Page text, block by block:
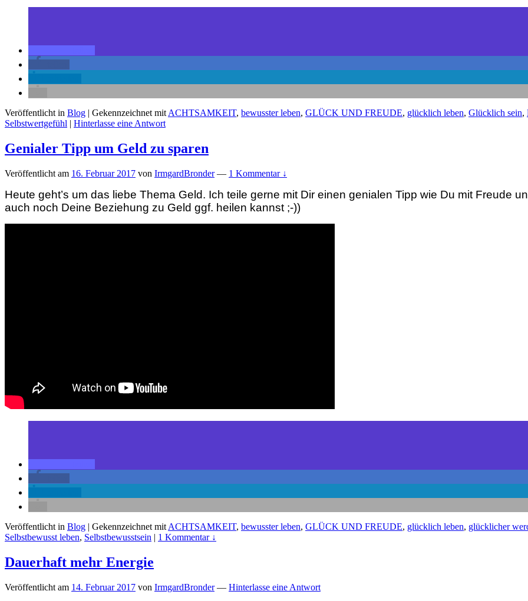
Veröffentlicht in Blog | Gekennzeichnet mit ACHTSAMKEIT, bewusster leben, GLÜCK UND FREUDE, glücklich leben, Glücklich sein,
Selbstwertgefühl | Hinterlasse eine Antwort
Genialer Tipp um Geld zu sparen
Veröffentlicht am 16. Februar 2017 von IrmgardBronder — 1 Kommentar ↓
Heute geht’s um das liebe Thema Geld. Ich teile gerne mit Dir einen genialen Tipp wie Du mit Freude
auch noch Deine Beziehung zu Geld ggf. heilen kannst ;-))
Veröffentlicht in Blog | Gekennzeichnet mit ACHTSAMKEIT, bewusster leben, GLÜCK UND FREUDE, glücklich leben, glücklicher
Selbstbewusst leben, Selbstbewusstsein | 1 Kommentar ↓
Dauerhaft mehr Energie
Veröffentlicht am 14. Februar 2017 von IrmgardBronder — Hinterlasse eine Antwort